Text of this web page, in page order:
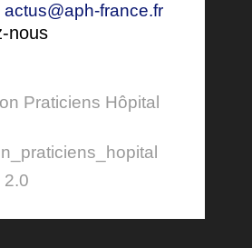
actus@aph-france.fr
nous
Praticiens Hôpital
2.0